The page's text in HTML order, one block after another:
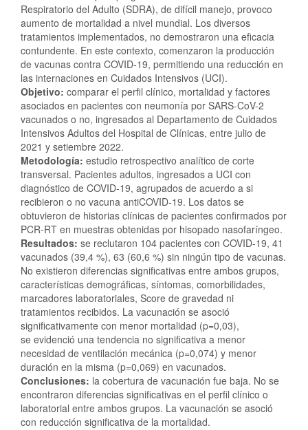
Respiratorio del Adulto (SDRA), de difícil manejo, provoco
aumento de mortalidad a nivel mundial. Los diversos
tratamientos implementados, no demostraron una eficacia
contundente. En este contexto, comenzaron la producción
de vacunas contra COVID-19, permitiendo una reducción en
las internaciones en Cuidados Intensivos (UCI).
Objetivo: comparar el perfil clínico, mortalidad y factores
asociados en pacientes con neumonía por SARS-CoV-2
vacunados o no, ingresados al Departamento de Cuidados
Intensivos Adultos del Hospital de Clínicas, entre julio de
2021 y setiembre 2022.
Metodología: estudio retrospectivo analítico de corte
transversal. Pacientes adultos, ingresados a UCI con
diagnóstico de COVID-19, agrupados de acuerdo a si
recibieron o no vacuna antiCOVID-19. Los datos se
obtuvieron de historias clínicas de pacientes confirmados por
PCR-RT en muestras obtenidas por hisopado nasofaríngeo.
Resultados: se reclutaron 104 pacientes con COVID-19, 41
vacunados (39,4 %), 63 (60,6 %) sin ningún tipo de vacunas.
No existieron diferencias significativas entre ambos grupos,
características demográficas, síntomas, comorbilidades,
marcadores laboratoriales, Score de gravedad ni
tratamientos recibidos. La vacunación se asoció
significativamente con menor mortalidad (p=0,03),
se evidenció una tendencia no significativa a menor
necesidad de ventilación mecánica (p=0,074) y menor
duración en la misma (p=0,069) en vacunados.
Conclusiones: la cobertura de vacunación fue baja. No se
encontraron diferencias significativas en el perfil clínico o
laboratorial entre ambos grupos. La vacunación se asoció
con reducción significativa de la mortalidad.